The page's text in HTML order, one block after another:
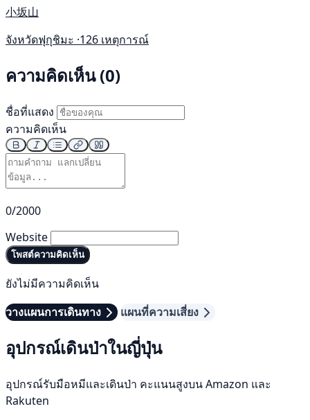
小坂山
จังหวัดฟุกุชิมะ ·126 เหตุการณ์
ความคิดเห็น (0)
ชื่อที่แสดง
ความคิดเห็น
0/2000
Website
โพสต์ความคิดเห็น
ยังไม่มีความคิดเห็น
วางแผนการเดินทาง
แผนที่ความเสี่ยง
อุปกรณ์เดินป่าในญี่ปุ่น
อุปกรณ์รับมือหมีและเดินป่า คะแนนสูงบน Amazon และ
Rakuten